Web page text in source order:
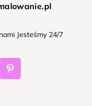
Jesteśmy 24/7
Pinterest